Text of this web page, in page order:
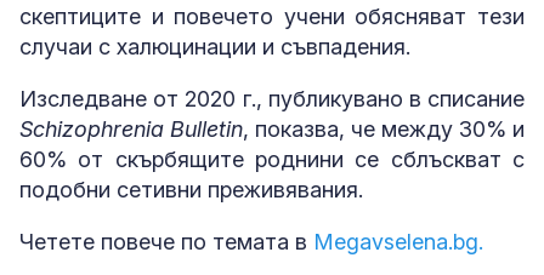
скептиците и повечето учени обясняват тези
случаи с халюцинации и съвпадения.
Изследване от 2020 г., публикувано в списание
Schizophrenia Bulletin, показва, че между 30% и
60% от скърбящите роднини се сблъскват с
подобни сетивни преживявания.
Четете повече по темата в Megavselena.bg.